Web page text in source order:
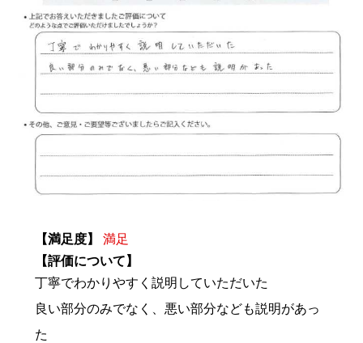
【満足度】
満足
【評価について】
丁寧でわかりやすく説明していただいた
良い部分のみでなく、悪い部分なども説明があっ
た